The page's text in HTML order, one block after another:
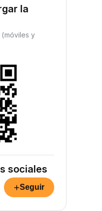
la
y
sociales
+Seguir